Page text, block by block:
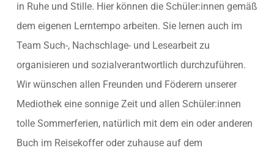
in Ruhe und Stille. Hier können die Schüler:innen gemäß
dem eigenen Lerntempo arbeiten. Sie lernen auch im
Team Such-, Nachschlage- und Lesearbeit zu
organisieren und sozialverantwortlich durchzuführen.
Wir wünschen allen Freunden und Föderern unserer
Mediothek eine sonnige Zeit und allen Schüler:innen
tolle Sommerferien, natürlich mit dem ein oder anderen
Buch im Reisekoffer oder zuhause auf dem